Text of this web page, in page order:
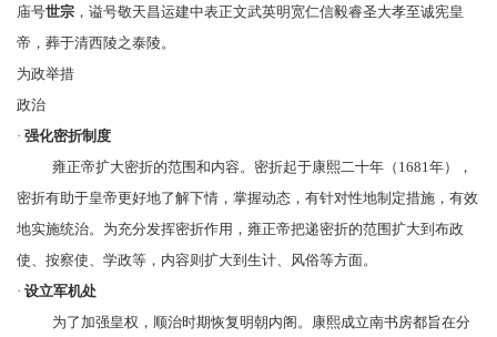
庙号世宗 ，谥号敬天昌运建中表正文武英明宽仁信毅睿圣大孝至诚宪皇
帝，葬于清西陵之泰陵。
为政举措
政治
· 强化密折制度
雍正帝扩大密折的范围和内容。密折起于康熙二十年（1681年），
密折有助于皇帝更好地了解下情，掌握动态，有针对性地制定措施，有效
地实施统治。为充分发挥密折作用，雍正帝把递密折的范围扩大到布政
使、 按察使 、学政等，内容则扩大到生计、风俗等方面。
· 设立军机处
为了加强皇权，顺治时期恢复明朝内阁 。康熙成立南书房都旨在分